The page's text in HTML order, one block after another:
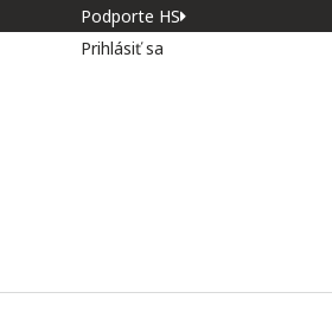
Podporte HS
Prihlásiť sa